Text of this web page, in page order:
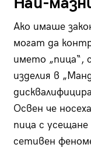
Ако имаше
могат да
името „пица“,
изделия в
Освен че
пица с
сетивен